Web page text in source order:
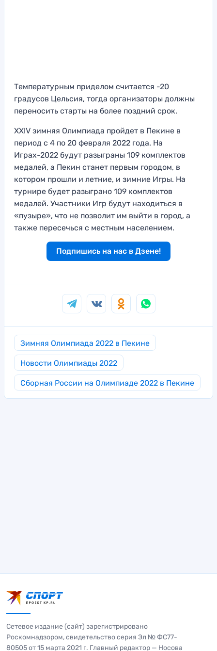
Температурным приделом считается -20
градусов Цельсия, тогда организаторы должны
переносить старты на более поздний срок.
XXIV зимняя Олимпиада пройдет в Пекине в
период с 4 по 20 февраля 2022 года. На
Играх-2022 будут разыграны 109 комплектов
медалей, а Пекин станет первым городом, в
котором прошли и летние, и зимние Игры. На
турнире будет разыграно 109 комплектов
медалей. Участники Игр будут находиться в
«пузыре», что не позволит им выйти в город, а
также пересечься с местным населением.
Подпишись на нас в Дзене!
Зимняя Олимпиада 2022 в Пекине
Новости Олимпиады 2022
Сборная России на Олимпиаде 2022 в Пекине
Сетевое издание (сайт) зарегистрировано
Роскомнадзором, свидетельство серия Эл № ФС77-
80505 от 15 марта 2021 г. Главный редактор — Носова